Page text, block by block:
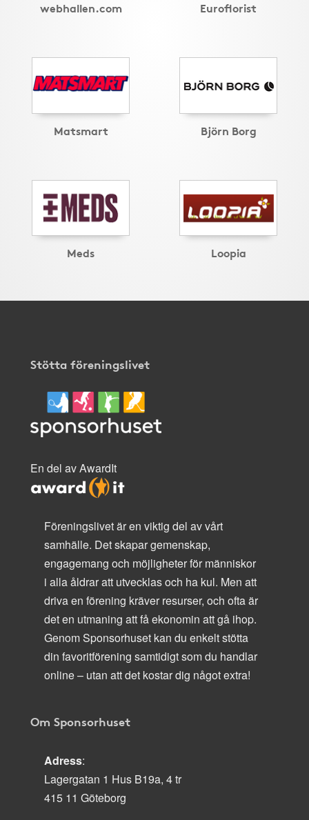
webhallen.com Euroflorist
Matsmart Björn Borg
Meds Loopia
Stötta föreningslivet
En del av AwardIt
Föreningslivet är en viktig del av vårt
samhälle. Det skapar gemenskap,
engagemang och möjligheter för människor
i alla åldrar att utvecklas och ha kul. Men att
driva en förening kräver resurser, och ofta är
det en utmaning att få ekonomin att gå ihop.
Genom Sponsorhuset kan du enkelt stötta
din favoritförening samtidigt som du handlar
online – utan att det kostar dig något extra!
Om Sponsorhuset
Adress:
Lagergatan 1 Hus B19a, 4 tr
415 11 Göteborg